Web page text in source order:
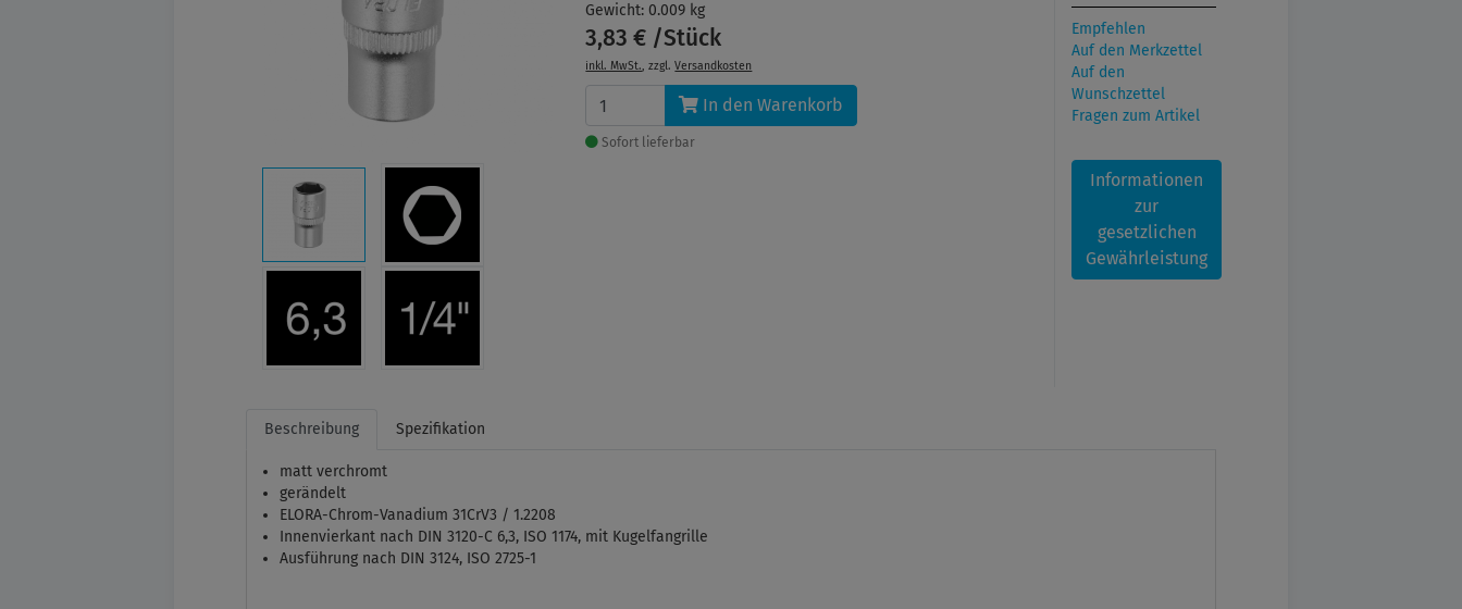
Gewicht: 0.009 kg
3,83 € /Stück
inkl. MwSt., zzgl.Versandkosten
In den Warenkorb
Sofort lieferbar
Empfehlen
Auf den Merkzettel
Auf den
Wunschzettel
Fragen zum Artikel
Informationen
zur
gesetzlichen
Gewährleistung
Beschreibung Spezifikation
matt verchromt
gerändelt
ELORA-Chrom-Vanadium 31CrV3 / 1.2208
Innenvierkant nach DIN 3120-C 6,3, ISO 1174, mit Kugelfangrille
Ausführung nach DIN 3124, ISO 2725-1